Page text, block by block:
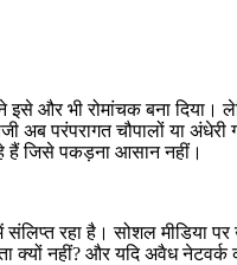
और भी रोमांचक बना
परंपरागत चौपालों या
हैं जिसे पकड़ना आसान नहीं।
रहा है। सोशल मीडिया
नहीं? और यदि अवैध नेटवर्क